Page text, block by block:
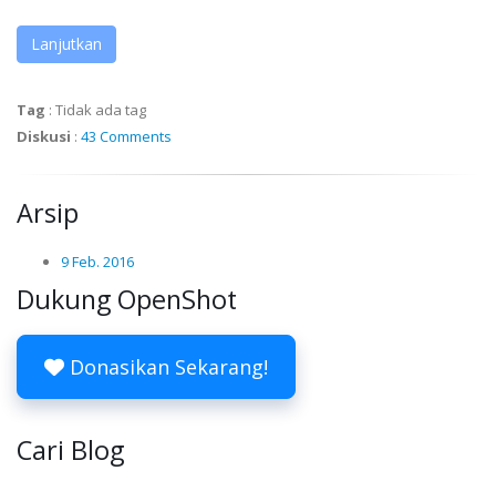
Lanjutkan
Tag : Tidak ada tag
Diskusi : 43 Comments
Arsip
9 Feb. 2016
Dukung OpenShot
Donasikan Sekarang!
Cari Blog